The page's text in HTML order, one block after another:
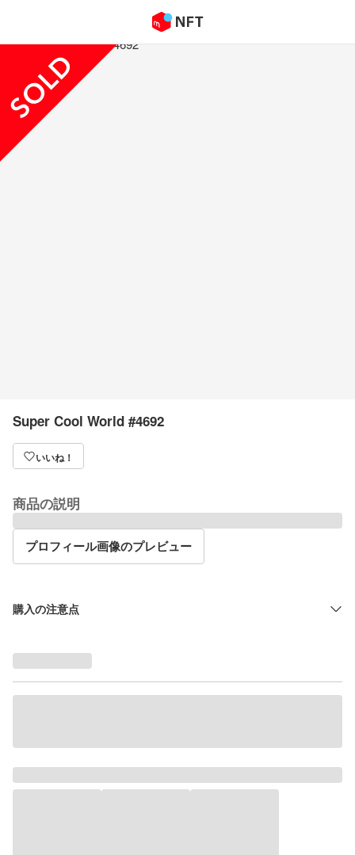
Super Cool World #4692
いいね！
商品の説明
プロフィール画像のプレビュー
購入の注意点